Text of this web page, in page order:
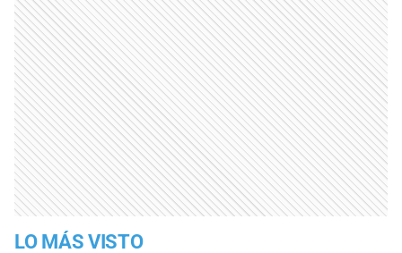
LO MÁS VISTO